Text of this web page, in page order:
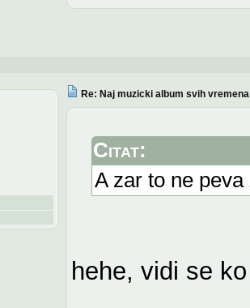
Re: Naj muzicki album svih vremena
Citat:
A zar to ne
hehe, vidi se